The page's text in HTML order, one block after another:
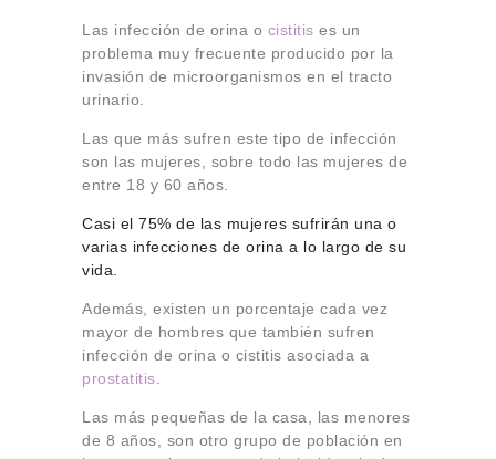
Las infección de orina o cistitis es un
problema muy frecuente producido por la
invasión de microorganismos en el tracto
urinario.
Las que más sufren este tipo de infección
son las mujeres, sobre todo las mujeres de
entre 18 y 60 años.
Casi el 75% de las mujeres sufrirán una o
varias infecciones de orina a lo largo de su
vida.
Además, existen un porcentaje cada vez
mayor de hombres que también sufren
infección de orina o cistitis asociada a
prostatitis
Las más pequeñas de la casa, las menores
de 8 años, son otro grupo de población en